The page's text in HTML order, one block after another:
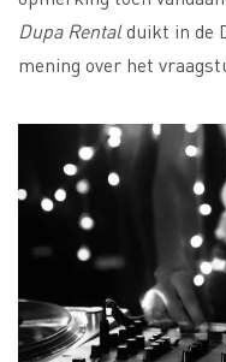
Dupa Rentalduikt in de
mening over het